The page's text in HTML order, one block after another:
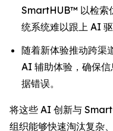
SmartHUB™ 以检索
统系统难以跟上 AI
随着新体验推动跨渠
AI 辅助体验，确保
据错误。
将这些 AI 创新与
组织能够快速淘汰复杂